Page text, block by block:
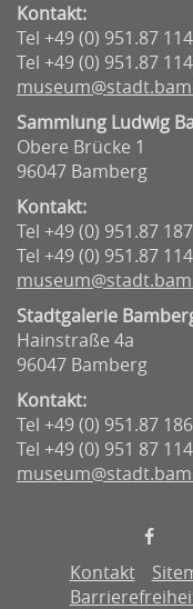
Kontakt:
Tel +49 (0) 951.87
Tel +49 (0) 951.87
Sammlung Ludwig
Obere Brücke 1
96047 Bamberg
Kontakt:
Tel +49 (0) 951.87
Tel +49 (0) 951.87
Stadtgalerie
Hainstraße 4a
96047 Bamberg
Kontakt:
Tel +49 (0) 951.87
Tel +49 (0) 951 87
Kontakt